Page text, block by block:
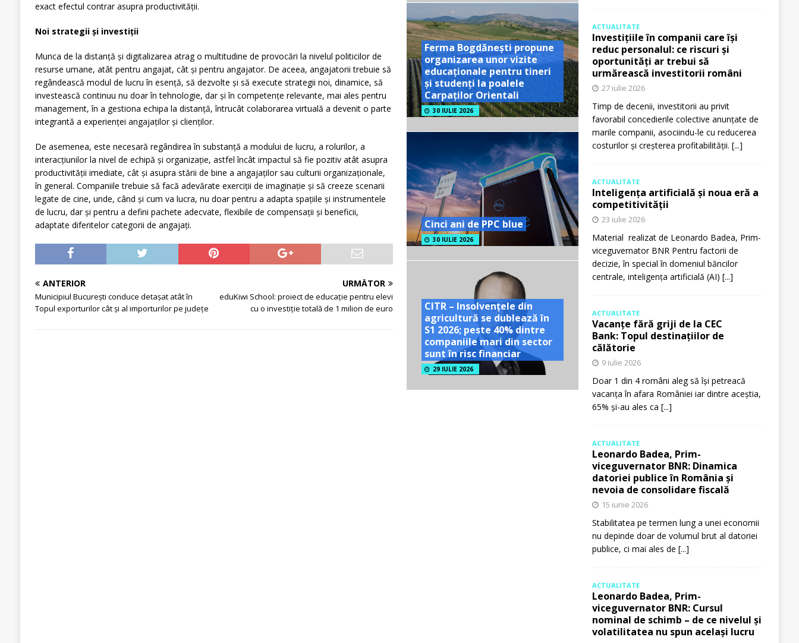
exact efectul contrar asupra productivității.
Noi strategii și investiții
Munca de la distanță și digitalizarea atrag o multitudine de provocări la nivelul politicilor de
resurse umane, atât pentru angajat, cât și pentru angajator. De aceea, angajatorii trebuie să
regândească modul de lucru în esență, să dezvolte și să execute strategii noi, dinamice, să
investească continuu nu doar în tehnologie, dar și în competențe relevante, mai ales pentru
management, în a gestiona echipa la distanță, întrucât colaborarea virtuală a devenit o parte
integrantă a experienței angajaților și clienților.
De asemenea, este necesară regândirea în substanță a modului de lucru, a rolurilor, a
interacțiunilor la nivel de echipă și organizație, astfel încât impactul să fie pozitiv atât asupra
productivității imediate, cât și asupra stării de bine a angajaților sau culturii organizaționale,
în general. Companiile trebuie să facă adevărate exerciții de imaginație și să creeze scenarii
legate de cine, unde, când și cum va lucra, nu doar pentru a adapta spațiile și instrumentele
de lucru, dar și pentru a defini pachete adecvate, flexibile de compensații și beneficii,
adaptate diferitelor categorii de angajați.
ANTERIOR
Municipiul București conduce detașat atât în
Topul exporturilor cât și al importurilor pe județe
URMĂTOR
eduKiwi School: proiect de educație pentru elevi
cu o investiție totală de 1 milion de euro
Ferma Bogdănești propune
organizarea unor vizite
educaționale pentru tineri
și studenți la poalele
Carpaților Orientali
30 IULIE 2026
Cinci ani de PPC blue
30 IULIE 2026
CITR – Insolvențele din
agricultură se dublează în
S1 2026; peste 40% dintre
companiile mari din sector
sunt în risc financiar
29 IULIE 2026
ACTUALITATE
Investițiile în companii care își
reduc personalul: ce riscuri și
oportunități ar trebui să
urmărească investitorii români
27 iulie 2026
Timp de decenii, investitorii au privit
favorabil concedierile colective anunțate de
marile companii, asociindu-le cu reducerea
costurilor și creșterea profitabilității. [...]
ACTUALITATE
Inteligența artificială și noua eră a
competitivității
23 iulie 2026
Material realizat de Leonardo Badea, Prim-
viceguvernator BNR Pentru factorii de
decizie, în special în domeniul băncilor
centrale, inteligența artificială (AI) [...]
ACTUALITATE
Vacanțe fără griji de la CEC
Bank: Topul destinațiilor de
călătorie
9 iulie 2026
Doar 1 din 4 români aleg să își petreacă
vacanța în afara României iar dintre aceștia,
65% și-au ales ca [...]
ACTUALITATE
Leonardo Badea, Prim-
viceguvernator BNR: Dinamica
datoriei publice în România și
nevoia de consolidare fiscală
15 iunie 2026
Stabilitatea pe termen lung a unei economii
nu depinde doar de volumul brut al datoriei
publice, ci mai ales de [...]
ACTUALITATE
Leonardo Badea, Prim-
viceguvernator BNR: Cursul
nominal de schimb – de ce nivelul și
volatilitatea nu spun același lucru